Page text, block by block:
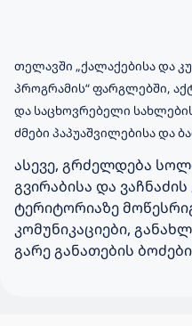
თელავში „ქალაქებისა და
პროგრამის“ ფარგლებში,
და საცხოვრებელი
ძმები პაპუაშვილებისა და
ასევე, გრძელდება
გვირაბისა და
ტერიტორიაზე
კომუნიკაციები,
გარე განათების